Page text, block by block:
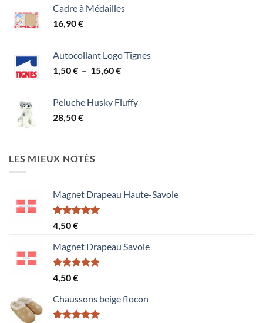
Cadre à Médailles
16,90€
Autocollant Logo Tignes
1,50€ – 15,60€Plage
1,50 €
Peluche Husky Fluffy
28,50€
LES MIEUX NOTÉS
Magnet Drapeau Haute-Savoie
Note5.00
sur 5
4,50€
Magnet Drapeau Savoie
Note5.00
sur 5
4,50€
Chaussons beige flocon